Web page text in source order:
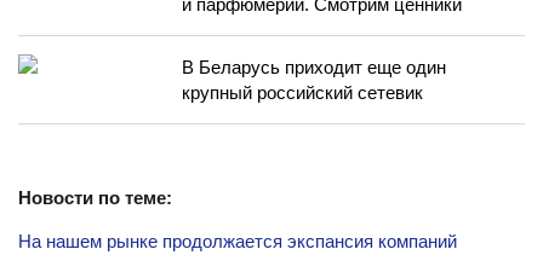
и парфюмерии. Смотрим ценники
В Беларусь приходит еще один
крупный российский сетевик
Новости по теме:
На нашем рынке продолжается экспансия компаний